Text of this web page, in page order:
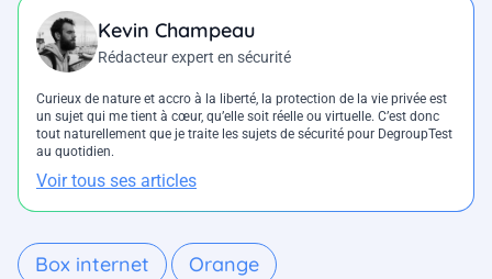
Kevin Champeau
Rédacteur expert en sécurité
Curieux de nature et accro à la liberté, la protection de la vie privée est
un sujet qui me tient à cœur, qu’elle soit réelle ou virtuelle. C’est donc
tout naturellement que je traite les sujets de sécurité pour DegroupTest
au quotidien.
Voir tous ses articles
Box internet Orange